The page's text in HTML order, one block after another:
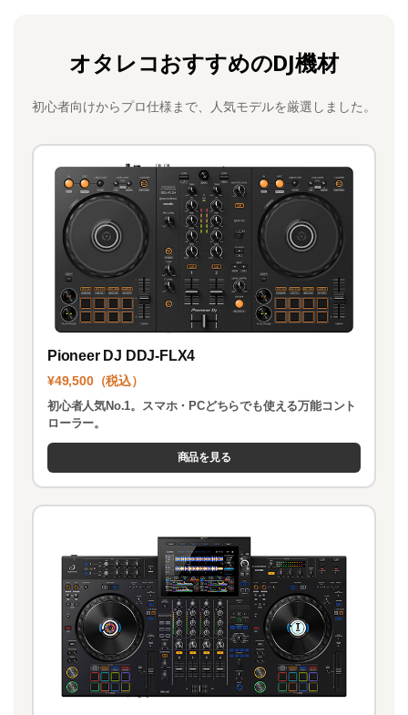
b
o
o
k
o
d
o
n
l
オタレコおすすめのDJ機材
初心者向けからプロ仕様まで、人気モデルを厳選しました。
Pioneer DJ DDJ-FLX4
¥49,500（税込）
初心者人気No.1。スマホ・PCどちらでも使える万能コント
ローラー。
商品を見る